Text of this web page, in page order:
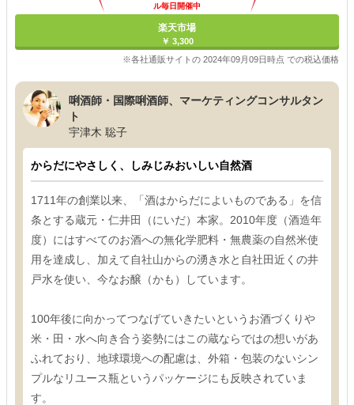
ル毎日開催中
楽天市場
￥ 3,300
※各社通販サイトの 2024年09月09日時点 での税込価格
唎酒師・国際唎酒師、マーケティングコンサルタン
ト
宇津木 聡子
からだにやさしく、しみじみおいしい自然酒
1711年の創業以来、「酒はからだによいものである」を信
条とする蔵元・仁井田（にいだ）本家。2010年度（酒造年
度）にはすべてのお酒への無化学肥料・無農薬の自然米使
用を達成し、加えて自社山からの湧き水と自社田近くの井
戸水を使い、今なお醸（かも）しています。
100年後に向かってつなげていきたいというお酒づくりや
米・田・水へ向き合う姿勢にはこの蔵ならではの想いがあ
ふれており、地球環境への配慮は、外箱・包装のないシン
プルなリユース瓶というパッケージにも反映されていま
す。